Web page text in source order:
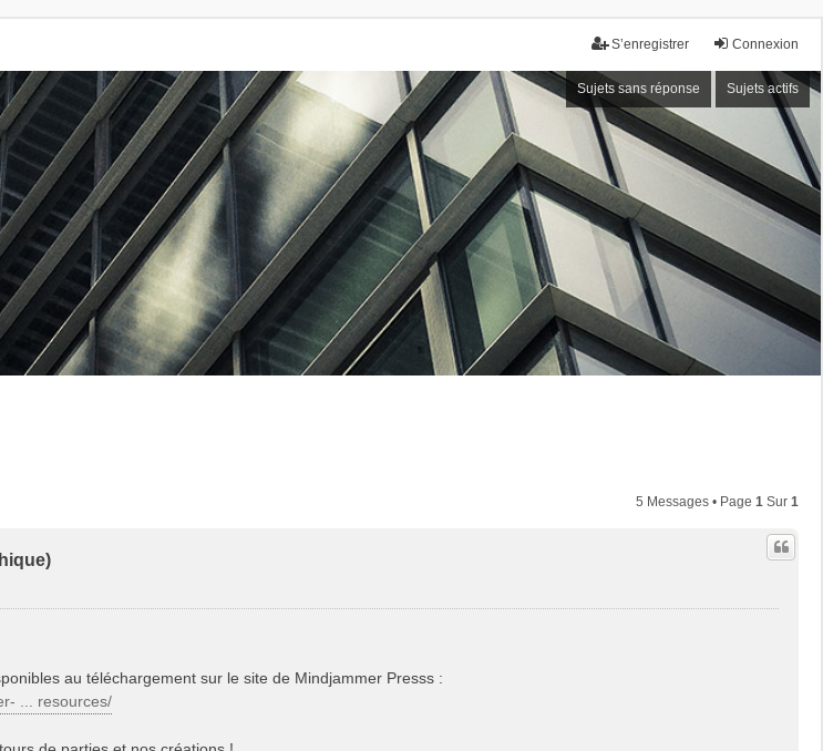
Connexion
S’enregistrer
Sujets sans réponse Sujets actifs
5 Messages • Page 1 Sur 1
au téléchargement sur le site de Mindjammer Presss :
... resources/